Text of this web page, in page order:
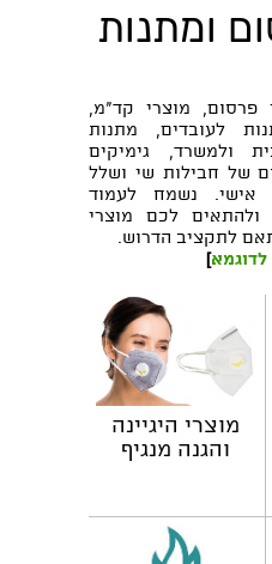
ומתנות
פרסום, מוצרי קד"מ,
לעובדים, מתנות
ולמשרד, גימיקים
של חבילות שי ושלל
אישי. נשמח לעמוד
לכם מוצרי
לתקציב הדרוש.
לדוגמא]
מוצרי היגיינה
והגנה מנגיף